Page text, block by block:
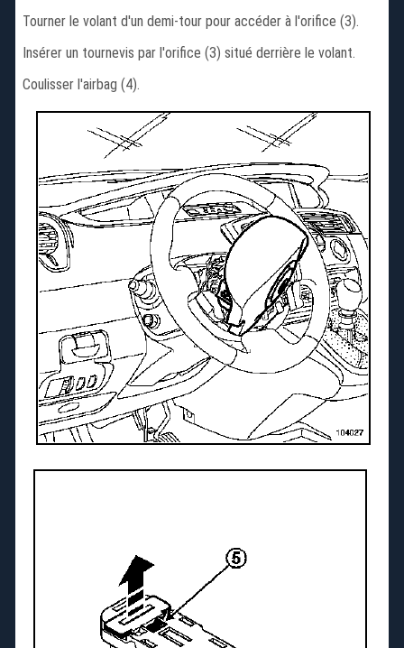
Tourner le volant d'un demi-tour pour accéder à l'orifice (3).
Insérer un tournevis par l'orifice (3) situé derrière le volant.
Coulisser l'airbag (4).